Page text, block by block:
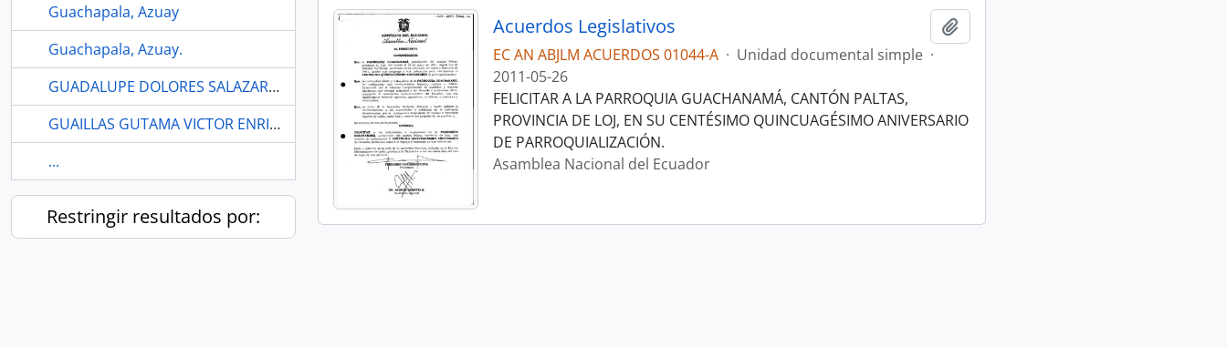
Guachapala, Azuay
Guachapala, Azuay.
GUADALUPE DOLORES SALAZAR CEDEÑO
GUAILLAS GUTAMA VICTOR ENRIQUE
...
Restringir resultados por:
Acuerdos Legislativos
EC AN ABJLM ACUERDOS 01044-A · Unidad documental simple ·
2011-05-26
FELICITAR A LA PARROQUIA GUACHANAMÁ, CANTÓN PALTAS,
PROVINCIA DE LOJ, EN SU CENTÉSIMO QUINCUAGÉSIMO ANIVERSARIO
DE PARROQUIALIZACIÓN.
Asamblea Nacional del Ecuador